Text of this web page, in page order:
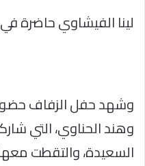
لينا الفيشاوي حاضرة
وشهد حفل الزفاف حضور
وهند الحناوي، التي
السعيدة، والتقطت